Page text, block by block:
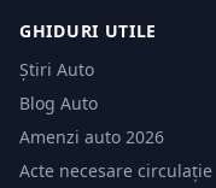
GHIDURI UTILE
Știri Auto
Blog Auto
Amenzi auto 2026
Acte necesare circulație